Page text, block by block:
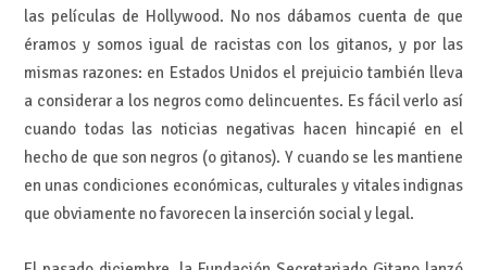
las películas de Hollywood. No nos dábamos cuenta de que
éramos y somos igual de racistas con los gitanos, y por las
mismas razones: en Estados Unidos el prejuicio también lleva
a considerar a los negros como delincuentes. Es fácil verlo así
cuando todas las noticias negativas hacen hincapié en el
hecho de que son negros (o gitanos). Y cuando se les mantiene
en unas condiciones económicas, culturales y vitales indignas
que obviamente no favorecen la inserción social y legal.